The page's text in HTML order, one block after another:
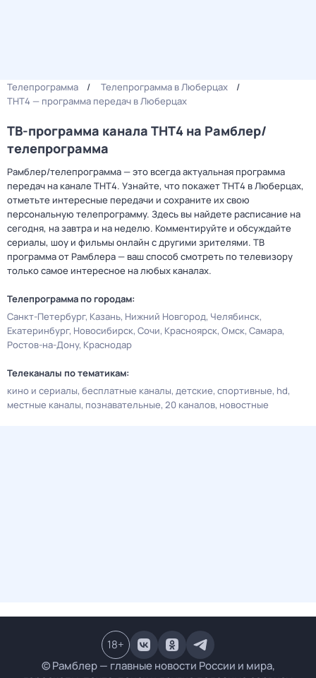
Телепрограмма
Телепрограмма в Люберцах
ТНТ4 — программа передач в Люберцах
ТВ-программа канала ТНТ4 на Рамблер/
телепрограмма
Рамблер/телепрограмма — это всегда актуальная программа
передач на канале ТНТ4. Узнайте, что покажет ТНТ4 в Люберцах,
отметьте интересные передачи и сохраните их свою
персональную телепрограмму. Здесь вы найдете расписание на
сегодня, на завтра и на неделю. Комментируйте и обсуждайте
сериалы, шоу и фильмы онлайн с другими зрителями. ТВ
программа от Рамблера — ваш способ смотреть по телевизору
только самое интересное на любых каналах.
Телепрограмма по городам:
Санкт-Петербург Казань Нижний Новгород Челябинск
Екатеринбург Новосибирск Сочи Красноярск Омск Самара
Ростов-на-Дону Краснодар
Телеканалы по тематикам:
кино и сериалы бесплатные каналы детские спортивные hd
местные каналы познавательные 20 каналов новостные
© Рамблер — главные новости России и мира,
18+